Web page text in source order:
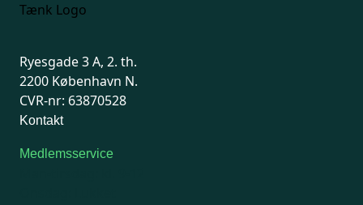
Ryesgade 3 A, 2. th.
2200 København N.
CVR-nr: 63870528
Kontakt
Medlemsservice